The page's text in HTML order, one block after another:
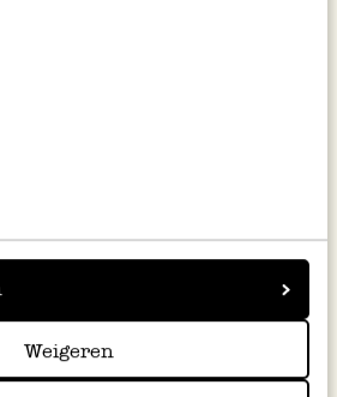
Weigeren
de groene venkeltopjes en
groene salade.